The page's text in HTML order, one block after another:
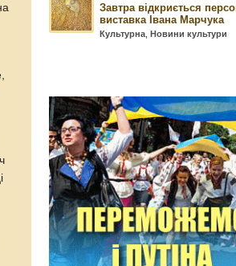
Завтра відкриється
виставка Івана Марчука
Культурна ,Новини культури